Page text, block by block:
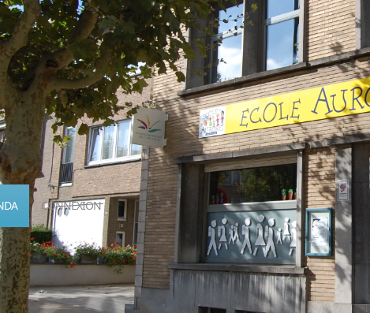
CONNEXION
Calendrier